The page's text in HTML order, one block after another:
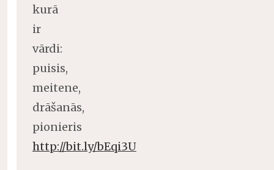
kurā
ir
vārdi:
puisis,
meitene,
drāšanās,
pionieris
http://bit.ly/bEqi3U